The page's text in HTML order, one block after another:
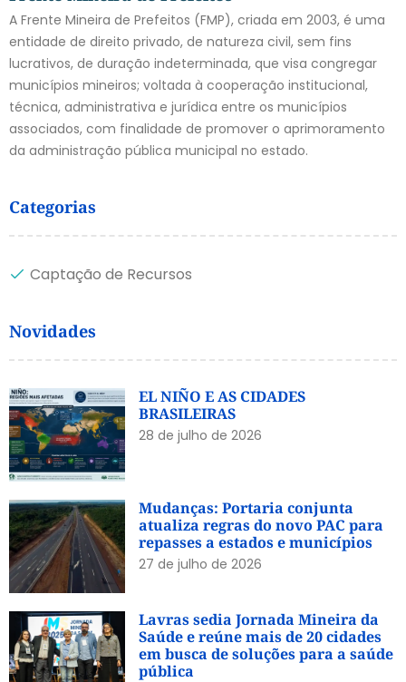
A Frente Mineira de Prefeitos (FMP), criada em 2003, é uma
entidade de direito privado, de natureza civil, sem fins
lucrativos, de duração indeterminada, que visa congregar
municípios mineiros; voltada à cooperação institucional,
técnica, administrativa e jurídica entre os municípios
associados, com finalidade de promover o aprimoramento
da administração pública municipal no estado.
Categorias
Captação de Recursos
Novidades
EL NIÑO E AS CIDADES
BRASILEIRAS
28 de julho de 2026
Mudanças: Portaria conjunta
atualiza regras do novo PAC para
repasses a estados e municípios
27 de julho de 2026
Lavras sedia Jornada Mineira da
Saúde e reúne mais de 20 cidades
em busca de soluções para a saúde
pública